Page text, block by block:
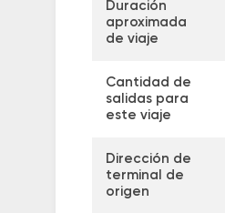
Duración
aproximada
de viaje
Cantidad de
salidas para
este viaje
Dirección de
terminal de
origen